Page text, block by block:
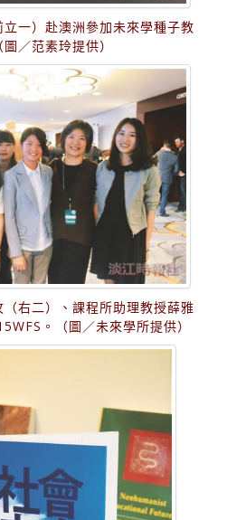
一）赴澳洲參加未來學種子教
／范素玲提供）
右二）、課程所助理教授薛雅
。（圖／未來學所提供）